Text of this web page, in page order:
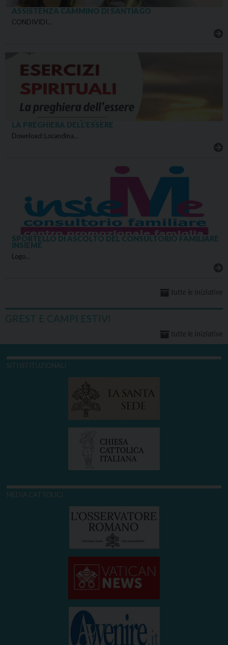
ASSISTENZA CAMMINO DI SANTIAGO
CONDIVIDI…
LA PREGHIERA DELL’ESSERE
Download: Locandina…
SPORTELLO DI ASCOLTO DEL CONSULTORIO FAMILIARE
INSIEME
Logo…
tutte le iniziative
GREST E CAMPI ESTIVI
tutte le iniziative
SITI ISTITUZIONALI
MEDIA CATTOLICI